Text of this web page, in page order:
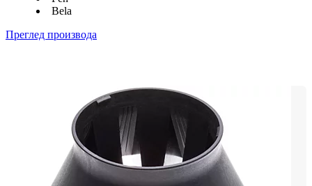
Bela
Преглед производа